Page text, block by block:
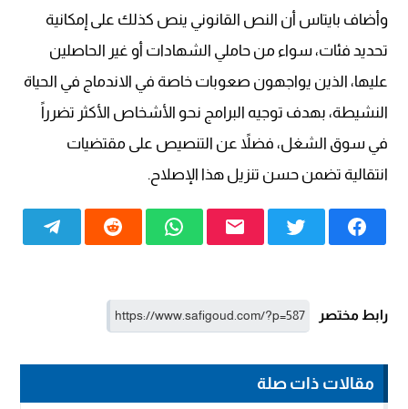
وأضاف بايتاس أن النص القانوني ينص كذلك على إمكانية
تحديد فئات، سواء من حاملي الشهادات أو غير الحاصلين
عليها، الذين يواجهون صعوبات خاصة في الاندماج في الحياة
النشيطة، بهدف توجيه البرامج نحو الأشخاص الأكثر تضرراً
في سوق الشغل، فضلاً عن التنصيص على مقتضيات
انتقالية تضمن حسن تنزيل هذا الإصلاح.
رابط مختصر
مقالات ذات صلة